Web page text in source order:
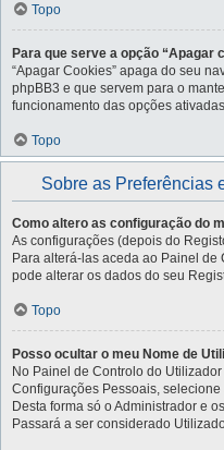
Topo
Para que serve a opção “Apagar
“Apagar Cookies” apaga do seu
phpBB3 e que servem para o
funcionamento das opções
Topo
Sobre as Preferências
Como altero as configuração do
As configurações (depois do
Para alterá-las aceda ao Painel de
pode alterar os dados do seu
Topo
Posso ocultar o meu Nome de
No Painel de Controlo do
Configurações Pessoais,
Desta forma só o Administrador e
Passará a ser considerado